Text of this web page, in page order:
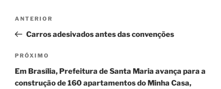
Post
Post
anterior
ANTERIOR
Carros adesivados antes das convenções
Próximo
post
PRÓXIMO
Em Brasília, Prefeitura de Santa Maria avança para a
construção de 160 apartamentos do Minha Casa,